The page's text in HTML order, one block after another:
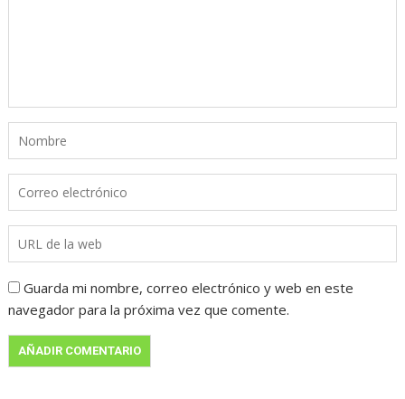
Guarda mi nombre, correo electrónico y web en este
navegador para la próxima vez que comente.